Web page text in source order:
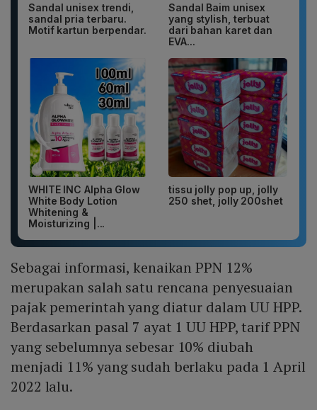
Sandal unisex trendi,
sandal pria terbaru.
Motif kartun berpendar.
Sandal Baim unisex
yang stylish, terbuat
dari bahan karet dan
EVA...
WHITE INC Alpha Glow
White Body Lotion
Whitening &
Moisturizing |...
tissu jolly pop up, jolly
250 shet, jolly 200shet
Sebagai informasi, kenaikan PPN 12%
merupakan salah satu rencana penyesuaian
pajak pemerintah yang diatur dalam UU HPP.
Berdasarkan pasal 7 ayat 1 UU HPP, tarif PPN
yang sebelumnya sebesar 10% diubah
menjadi 11% yang sudah berlaku pada 1 April
2022 lalu.